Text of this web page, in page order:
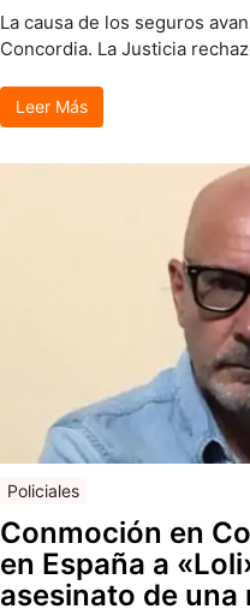
La causa de los seguros
Concordia. La Justicia
Leer Más
Policiales
Conmoción en
en España a
asesinato de una